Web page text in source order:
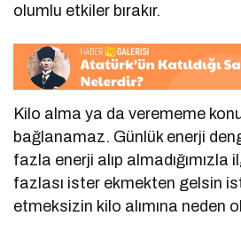
olumlu etkiler bırakır.
Kilo alma ya da verememe
bağlanamaz. Günlük enerji
fazla enerji alıp almadığımızla
fazlası ister ekmekten gelsin
etmeksizin kilo alımına neden